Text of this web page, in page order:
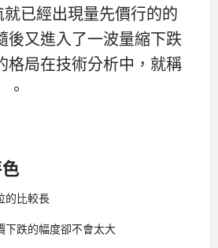
已經出現量先價行的的
後又進入了一波量縮下跌
格局在技術分析中，就稱
的比較長
下跌的幅度卻不會太大